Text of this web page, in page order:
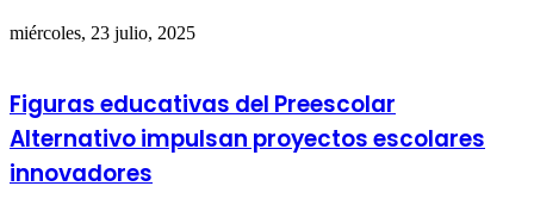
miércoles, 23 julio, 2025
Figuras educativas del Preescolar
Alternativo impulsan proyectos escolares
innovadores